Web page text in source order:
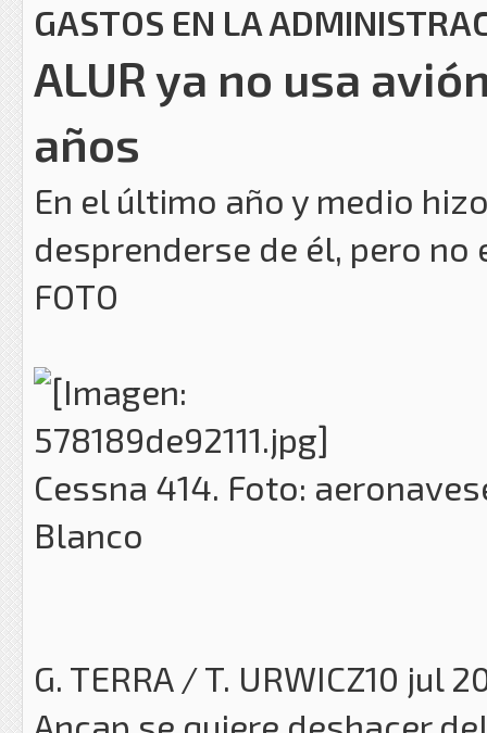
GASTOS EN LA
ALUR ya no usa
años
En el último año y medio
desprenderse de él, pero
FOTO
Cessna 414. Foto:
Blanco
G. TERRA / T. URWICZ10 jul